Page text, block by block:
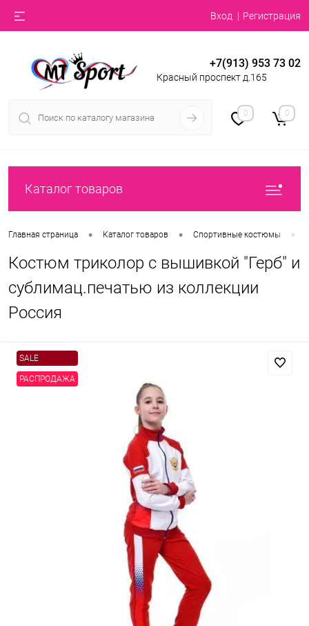
Вход Регистрация
+7(913) 953 73 02
Красный проспект д.165
0 0
Каталог товаров
Главная страница • Каталог товаров • Спортивные костюмы •
Костюм триколор с вышивкой "Герб" и
сублимац.печатью из коллекции
Россия
SALE
РАСПРОДАЖА